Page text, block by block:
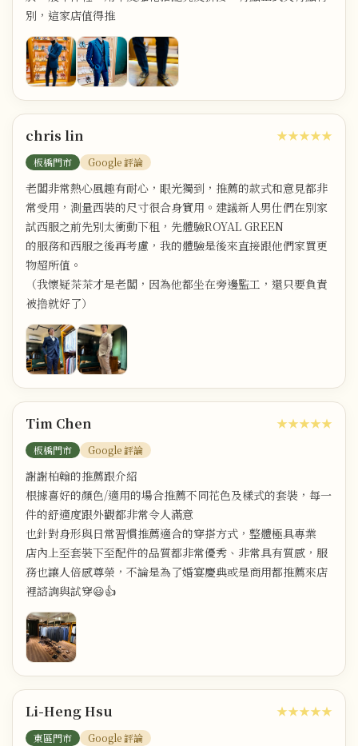
別，這家店值得推
chris lin
板橋門市 Google 評論
★★★★★
老闆非常熱心風趣有耐心，眼光獨到，推薦的款式和意見都非
常受用，測量西裝的尺寸很合身實用。建議新人男仕們在別家
試西服之前先別太衝動下租，先體驗ROYAL GREEN
的服務和西服之後再考慮，我的體驗是後來直接跟他們家買更
物超所值。
（我懷疑茶茶才是老闆，因為他都坐在旁邊監工，還只要負責
被撸就好了）
Tim Chen
板橋門市 Google 評論
★★★★★
謝謝柏翰的推薦跟介紹
根據喜好的顏色/適用的場合推薦不同花色及樣式的套裝，每一
件的舒適度跟外觀都非常令人滿意
也針對身形與日常習慣推薦適合的穿搭方式，整體極具專業
店內上至套裝下至配件的品質都非常優秀、非常具有質感，服
務也讓人倍感尊榮，不論是為了婚宴慶典或是商用都推薦來店
裡諮詢與試穿😃👍
Li-Heng Hsu
東區門市 Google 評論
★★★★★